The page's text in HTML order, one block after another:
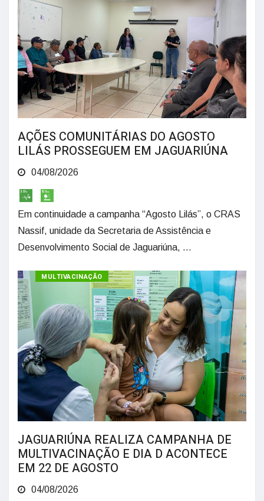
AÇÕES COMUNITÁRIAS DO AGOSTO
LILÁS PROSSEGUEM EM JAGUARIÚNA
04/08/2026
Em continuidade a campanha “Agosto Lilás”, o CRAS
Nassif, unidade da Secretaria de Assistência e
Desenvolvimento Social de Jaguariúna, ...
MULTIVACINAÇÃO
JAGUARIÚNA REALIZA CAMPANHA DE
MULTIVACINAÇÃO E DIA D ACONTECE
EM 22 DE AGOSTO
04/08/2026